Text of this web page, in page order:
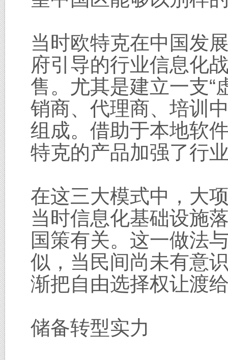
当时欧特克在中国发
府引导的行业信息化
售。尤其是建立一支“
销商、代理商、培训
组成。借助于本地软
特克的产品加强了行
在这三大模式中，大
当时信息化基础设施
国策有关。这一做法
似，当民间尚未有意
渐把自由选择权让渡
储备转型实力